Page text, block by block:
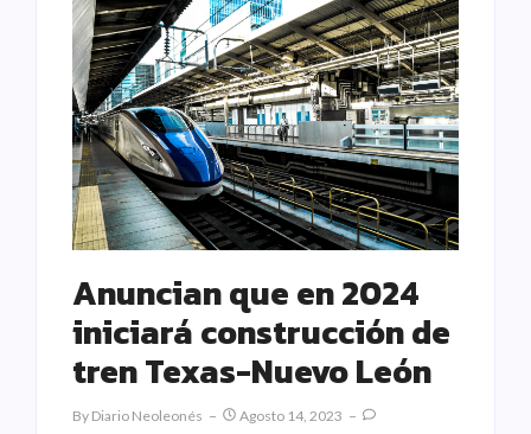
Anuncian que en 2024
iniciará construcción de
tren Texas-Nuevo León
By Diario Neoleonés Agosto 14, 2023